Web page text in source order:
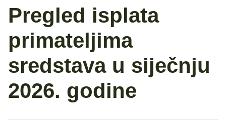
Pregled isplata
primateljima
sredstava u siječnju
2026. godine